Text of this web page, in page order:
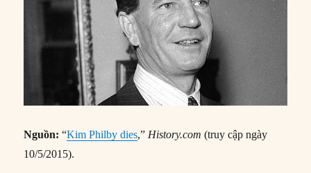
Nguồn: “Kim Philby dies,” History.com (truy cập ngày
10/5/2015).